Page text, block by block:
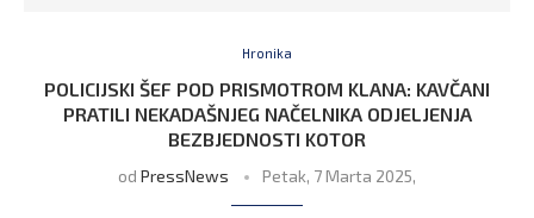
Hronika
POLICIJSKI ŠEF POD PRISMOTROM KLANA: KAVČANI
PRATILI NEKADAŠNJEG NAČELNIKA ODJELJENJA
BEZBJEDNOSTI KOTOR
od PressNews Petak, 7 Marta 2025,